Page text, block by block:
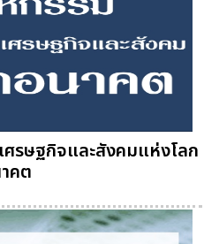
รษฐกิจและสังคมแห่งโลก
คต